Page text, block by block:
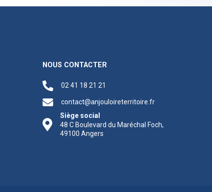
NOUS CONTACTER
02 41 18 21 21
contact@anjouloireterritoire.fr
Siège social
48 C Boulevard du Maréchal Foch,
49100 Angers